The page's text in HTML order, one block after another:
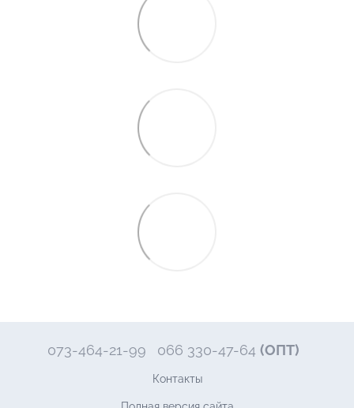
073-464-21-99 066 330-47-64 (ОПТ)
Контакты